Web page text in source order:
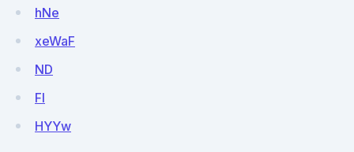
hNe
xeWaF
ND
FI
HYYw